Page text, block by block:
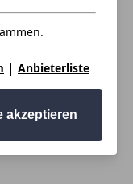
| Anbieterliste
akzeptieren